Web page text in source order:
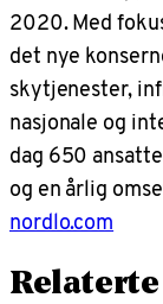
2020. Med
det nye
skytjenester,
nasjonale og
dag 650
og en årlig
nordlo.com